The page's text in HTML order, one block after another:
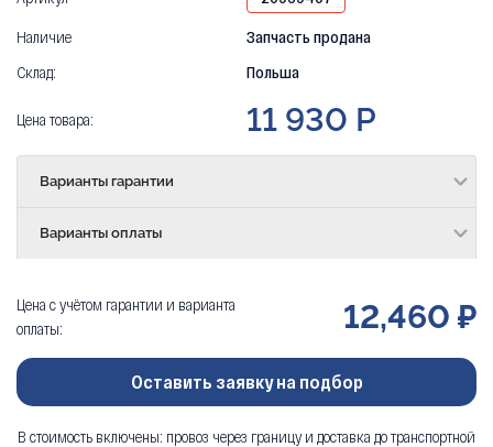
Наличие
Запчасть продана
Склад:
Польша
Цена товара: 11 930 Р
Варианты гарантии
Варианты оплаты
Цена с учётом гарантии и варианта
оплаты:
12,460 ₽
Оставить заявку на подбор
В стоимость включены: провоз через границу и доставка до транспортной